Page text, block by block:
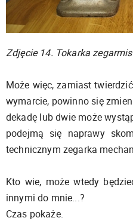
Zdjęcie 14. Tokarka
Może więc, zamiast
wymarcie, powinno się
dekadę lub dwie może
podejmą się naprawy
technicznym zegarka
Kto wie, może wtedy
innymi do mnie...?
Czas pokaże.